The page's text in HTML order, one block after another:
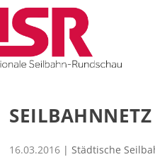
16.03.2016 | Städtische